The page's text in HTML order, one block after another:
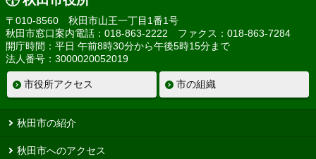
〒010-8560 秋田市山王一丁目1番1号
秋田市窓口案内電話：018-863-2222 ファクス：018-863-7284
開庁時間：平日 午前8時30分から午後5時15分まで
法人番号：3000020052019
市役所アクセス 市の組織
秋田市の紹介
秋田市へのアクセス